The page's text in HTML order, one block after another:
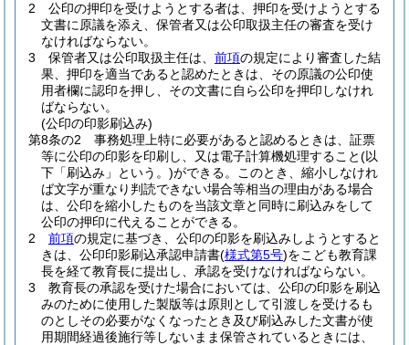
2
公印の押印を受けようとする者は、押印を受けようとする
文書に原議を添え、保管者又は公印取扱主任の審査を受け
なければならない。
3
保管者又は公印取扱主任は、 前項の規定により審査した結
果、押印を適当であると認めたときは、その原議の公印使
用者欄に認印を押し、その文書に自ら公印を押印しなけれ
ばならない。
(公印の印影刷込み)
第8条の2
事務処理上特に必要があると認めるときは、証票
等に公印の印影を印刷し、又は電子計算機処理すること(以
下「刷込み」という。)ができる。
このとき、縮小しなけれ
ば文字が重なり判読できない場合等相当の理由がある場合
は、公印を縮小したものを当該文章と同時に刷込みをして
公印の押印に代えることができる。
2
前項の規定に基づき、公印の印影を刷込みしようとすると
きは、公印印影刷込承認申請書(様式第5号)をこども教育課
長を経て教育長に提出し、承認を受けなければならない。
3
教育長の承認を受けた場合においては、公印の印影を刷込
みのために使用した製版等は原則として引渡しを受けるも
のとしその必要がなくなったとき及び刷込みした文書が使
用期間経過後施行等しないまま保管されているときには、